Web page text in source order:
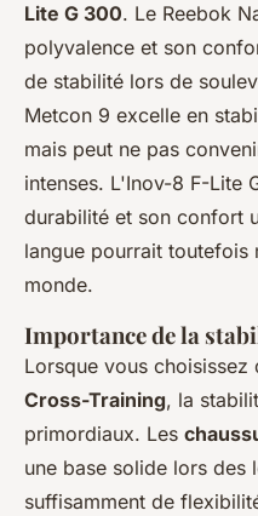
Lite G 300. Le Reebok
polyvalence et son
de stabilité lors de
Metcon 9 excelle en
mais peut ne pas
intenses. L'Inov-8 F-Lite
durabilité et son confort
langue pourrait toutefois
monde.
Importance de la
Lorsque vous choisissez
Cross-Training, la
primordiaux. Les
une base solide lors des
suffisamment de